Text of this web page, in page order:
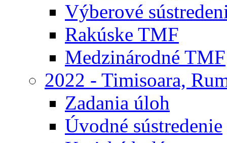
Výberové
Rakúske TMF
Medzinárodné TMF
2022 - Timisoara,
Zadania úloh
Úvodné sústredenie